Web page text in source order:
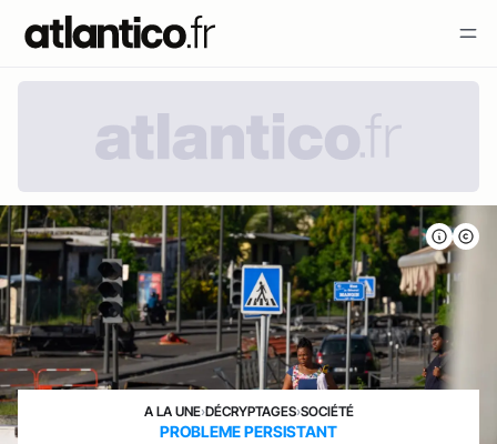
A LA UNE›DÉCRYPTAGES›SOCIÉTÉ
PROBLEME PERSISTANT